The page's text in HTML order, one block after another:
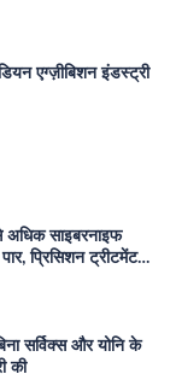
एग्ज़ीबिशन इंडस्ट्री
अधिक साइबरनाइफ
प्रिसिशन ट्रीटमेंट में
सर्विक्स और योनि के
की